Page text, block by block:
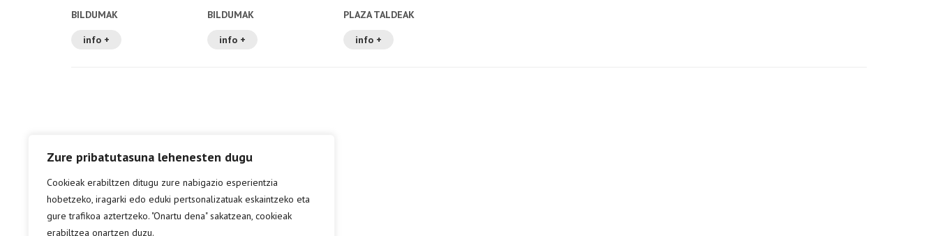
Zure pribatutasuna lehenesten dugu
Cookieak erabiltzen ditugu zure nabigazio esperientzia
hobetzeko, iragarki edo eduki pertsonalizatuak eskaintzeko eta
gure trafikoa aztertzeko. "Onartu dena" sakatzean, cookieak
erabiltzea onartzen duzu.
BILDUMAK
info +
BILDUMAK
info +
PLAZA TALDEAK
info +